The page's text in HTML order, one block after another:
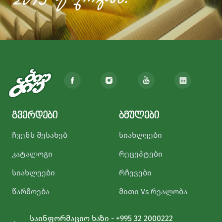
გვერდები
ჩვენს შესახებ
კატალოგი
სიახლეები
წარმოება
ბმულები
სიახლეები
რეცეპტები
რჩევები
მითი Vs რეალობა
საინფორმაციო ხაზი - +995 32 2000222